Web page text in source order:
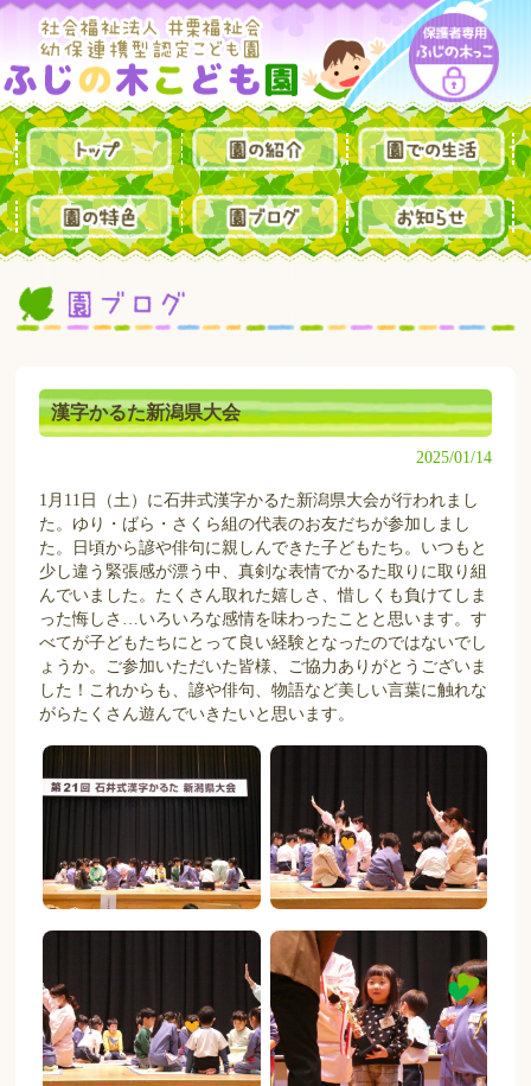
漢字かるた新潟県大会
2025/01/14
1月11日（土）に石井式漢字かるた新潟県大会が行われまし
た。ゆり・ばら・さくら組の代表のお友だちが参加しまし
た。日頃から諺や俳句に親しんできた子どもたち。いつもと
少し違う緊張感が漂う中、真剣な表情でかるた取りに取り組
んでいました。たくさん取れた嬉しさ、惜しくも負けてしま
った悔しさ…いろいろな感情を味わったことと思います。す
べてが子どもたちにとって良い経験となったのではないでし
ょうか。ご参加いただいた皆様、ご協力ありがとうございま
した！これからも、諺や俳句、物語など美しい言葉に触れな
がらたくさん遊んでいきたいと思います。